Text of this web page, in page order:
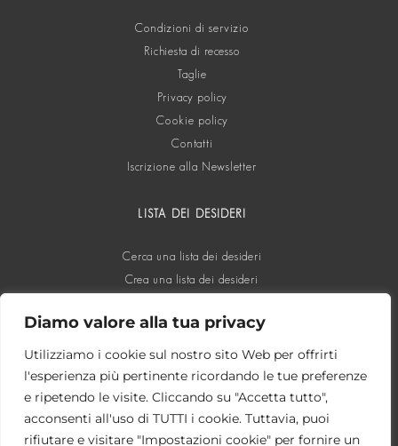
Diamo valore alla tua privacy
Utilizziamo i cookie sul nostro sito Web per offrirti
l'esperienza più pertinente ricordando le tue preferenze
e ripetendo le visite. Cliccando su "Accetta tutto",
acconsenti all'uso di TUTTI i cookie. Tuttavia, puoi
rifiutare e visitare "Impostazioni cookie" per fornire un
Condizioni di servizio
Richiesta di recesso
Taglie
Privacy policy
Cookie policy
Contatti
Iscrizione alla Newsletter
LISTA DEI DESIDERI
Cerca una lista dei desideri
Crea una lista dei desideri
SOCIAL